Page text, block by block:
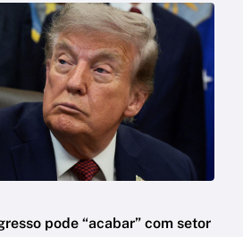
pode “acabar” com setor